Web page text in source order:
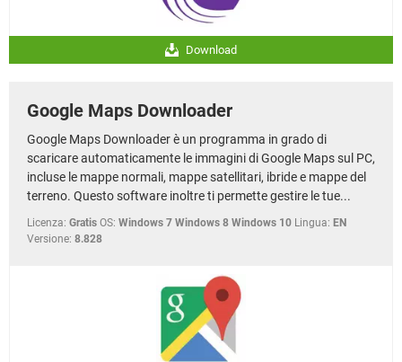
Download
Google Maps Downloader
Google Maps Downloader è un programma in grado di
scaricare automaticamente le immagini di Google Maps sul PC,
incluse le mappe normali, mappe satellitari, ibride e mappe del
terreno. Questo software inoltre ti permette gestire le tue...
Licenza: Gratis OS: Windows 7 Windows 8 Windows 10 Lingua: EN
Versione: 8.828